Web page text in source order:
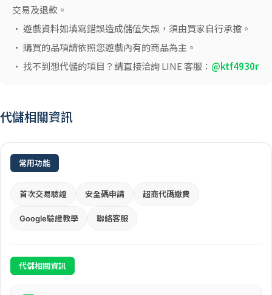
交易及退款。
• 遊戲資料如填寫錯誤造成儲值失誤，須由買家自行承擔。
• 購買的品項請依照您遊戲內有的商品為主。
• 找不到想代儲的項目？請直接洽詢 LINE 客服： @ktf4930r
代儲相關資訊
常用功能
首次交易驗證 安全碼申請 超商代碼繳費
Google驗證教學 聯絡客服
代儲相關資訊